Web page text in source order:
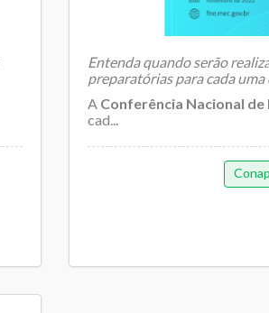
Entenda quando serão
preparatórias para cada uma
A Conferência Nacional de
cad...